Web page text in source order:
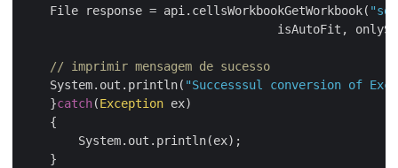
    File response = api.cellsWorkbookGetWorkbook(
isAutoFit,
// imprimir mensagem de sucesso
    System.out.println(
"Successsul conversion of
    }
catch(Exception ex)
    {
        System.out.println(ex);